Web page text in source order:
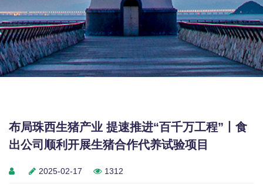
布局珠西生猪产业 提速推进“百千万工程”丨食
出公司顺利开展生猪合作代养试验项目
2025-02-17 1312